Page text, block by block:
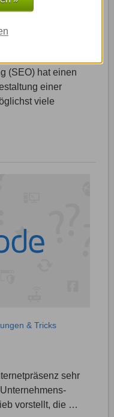
(SEO) hat einen
einer
viele
& Tricks
sehr
vorstellt, die …